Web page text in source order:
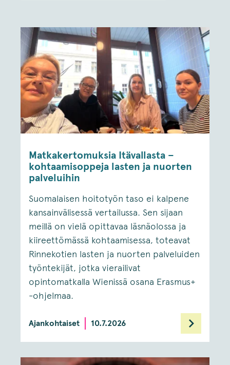
Matkakertomuksia Itävallasta –
kohtaamisoppeja lasten ja nuorten
palveluihin
Suomalaisen hoitotyön taso ei kalpene
kansainvälisessä vertailussa. Sen sijaan
meillä on vielä opittavaa läsnäolossa ja
kiireettömässä kohtaamisessa, toteavat
Rinnekotien lasten ja nuorten palveluiden
työntekijät, jotka vierailivat
opintomatkalla Wienissä osana Erasmus+
-ohjelmaa.
Ajankohtaiset 10.7.2026